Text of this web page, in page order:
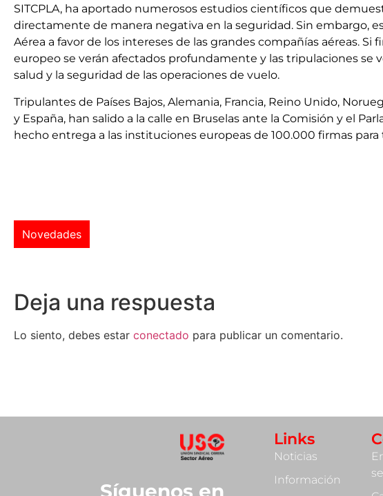
SITCPLA, ha aportado numerosos estudios científicos que
directamente de manera negativa en la seguridad. Sin embargo,
Aérea a favor de los intereses de las grandes compañías aéreas.
europeo se verán afectados profundamente y las tripulaciones se
salud y la seguridad de las operaciones de vuelo.
Tripulantes de Países Bajos, Alemania, Francia, Reino Unido,
y España, han salido a la calle en Bruselas ante la Comisión y el
hecho entrega a las instituciones europeas de 100.000 firmas
Novedades
Deja una respuesta
Lo siento, debes estar conectado para publicar un comentario.
Síguenos en
Links
Noticias
Información